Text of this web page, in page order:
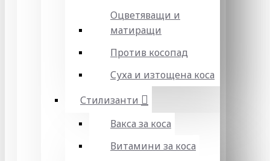
Оцветяващи и
матиращи
Против косопад
Суха и изтощена коса
Стилизанти
Вакса за коса
Витамини за коса